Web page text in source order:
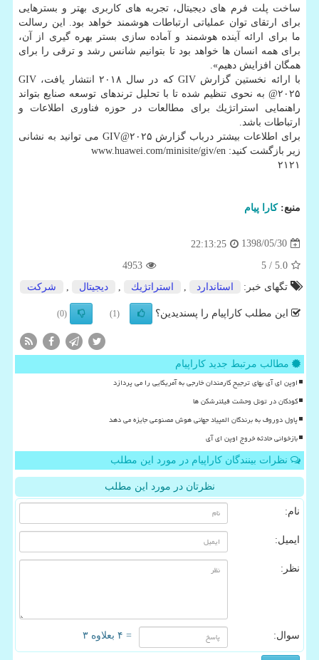
ساخت پلت فرم های دیجیتال، تجربه های كاربری بهتر و بسترهایی
برای ارتقای توان عملیاتی ارتباطات هوشمند خواهد بود. این رسالت
ما برای ارائه آینده هوشمند و آماده سازی بستر بهره گیری از آن،
برای همه انسان ها خواهد بود تا بتوانیم شانس رشد و ترقی را برای
همگان افزایش دهیم».
با ارائه نخستین گزارش GIV كه در سال ۲۰۱۸ انتشار یافت، GIV
@۲۰۲۵ به نحوی تنظیم شده تا با تحلیل ترندهای توسعه صنایع بتواند
راهنمایی استراتژیك برای مطالعات در حوزه فناوری اطلاعات و
ارتباطات باشد.
برای اطلاعات بیشتر درباب گزارش GIV@۲۰۲۵ می توانید به نشانی
زیر بازگشت كنید: www.huawei.com/minisite/giv/en
۲۱۲۱
منبع:كارا پیام
1398/05/30
22:13:25
5.0
/ 5
4953
تگهای خبر:
استاندارد استراتژیك دیجیتال شركت
این مطلب کاراپیام را پسندیدین؟ (1)
(0)
مطالب مرتبط جدید کاراپیام
اوپن ای آی بهای ترجیح کارمندان خارجی به آمریکایی را می پردازد
کودکان در تونل وحشت فیلترشکن ها
پاول دوروف به برندگان المپیاد جهانی هوش مصنوعی جایزه می دهد
بازخوانی حادثه خروج اوپن ای آی
نظرات بینندگان کاراپیام در مورد این مطلب
نظرتان در مورد این مطلب
نام:
ایمیل:
نظر:
سوال: = ۴ بعلاوه ۳